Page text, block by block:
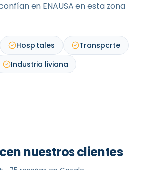
en ENAUSA en esta zona
Hospitales
Transporte
Industria liviana
nuestros clientes